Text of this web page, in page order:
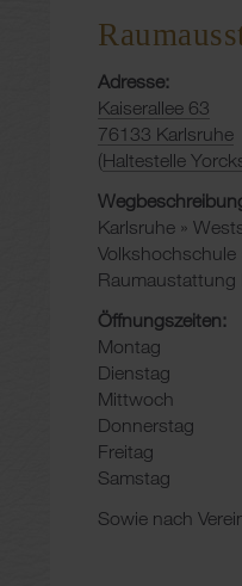
Adresse:
Kaiserallee 63
76133 Karlsruhe
(Haltestelle
Karlsruhe »
Volkshochschule
Raumaustattung
Öffnungszeiten:
Montag
Dienstag
Mittwoch
Donnerstag
Freitag
Samstag
Sowie nach